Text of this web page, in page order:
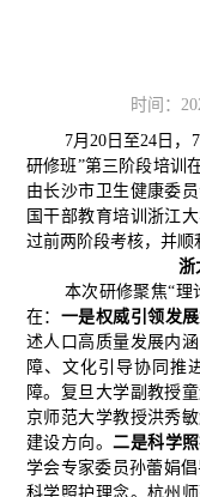
时间：
7月20日至24日，
研修班”第三阶段培训
由长沙市卫生健康委
国干部教育培训浙江
过前两阶段考核，并顺
浙
本次研修聚焦“理
在： 一是权威引领发展
述人口高质量发展内
障、文化引导协同推
障。复旦大学副教授
京师范大学教授洪秀
建设方向。二是科学
学会专家委员孙蕾娟
科学照护理念。杭州